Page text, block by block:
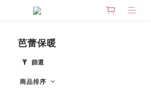
芭蕾保暖
篩選
商品排序